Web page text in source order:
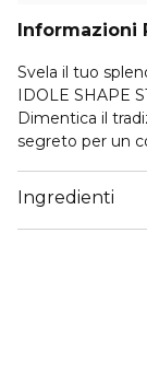
Informazioni
Svela il tuo
IDOLE SHAPE
Dimentica il
segreto per un
colore,
guance con una
Lasciati
Ingredienti